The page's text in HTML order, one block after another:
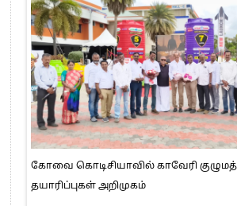
கோவை கொடிசியாவில் காவேரி
தயாரிப்புகள் அறிமுகம்